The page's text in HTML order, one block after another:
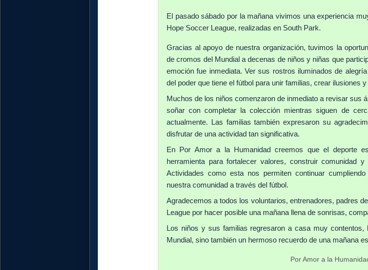
El pasado sábado por la mañana vivimos una experiencia
Hope Soccer League, realizadas en South Park.
Gracias al apoyo de nuestra organización, tuvimos la
de cromos del Mundial a decenas de niños y niñas que
emoción fue inmediata. Ver sus rostros iluminados de
del poder que tiene el fútbol para unir familias, crear ilusiones
Muchos de los niños comenzaron de inmediato a revisar sus
soñar con completar la colección mientras siguen de
actualmente. Las familias también expresaron su
disfrutar de una actividad tan significativa.
En Por Amor a la Humanidad creemos que el deporte
herramienta para fortalecer valores, construir comunidad
Actividades como esta nos permiten continuar
nuestra comunidad a través del fútbol.
Agradecemos a todos los voluntarios, entrenadores, padres
League por hacer posible una mañana llena de sonrisas,
Los niños y sus familias regresaron a casa muy contentos,
Mundial, sino también un hermoso recuerdo de una mañana
Por Amor a la